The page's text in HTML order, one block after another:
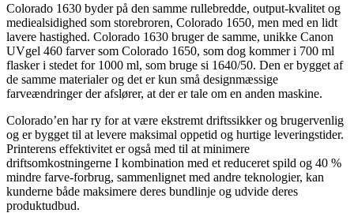
Colorado 1630 byder på den samme rullebredde, output-kvalitet og
mediealsidighed som storebroren, Colorado 1650, men med en lidt
lavere hastighed. Colorado 1630 bruger de samme, unikke Canon
UVgel 460 farver som Colorado 1650, som dog kommer i 700 ml
flasker i stedet for 1000 ml, som bruge si 1640/50. Den er bygget af
de samme materialer og det er kun små designmæssige
farveændringer der afslører, at der er tale om en anden maskine.
Colorado’en har ry for at være ekstremt driftssikker og brugervenlig
og er bygget til at levere maksimal oppetid og hurtige leveringstider.
Printerens effektivitet er også med til at minimere
driftsomkostningerne I kombination med et reduceret spild og 40 %
mindre farve-forbrug, sammenlignet med andre teknologier, kan
kunderne både maksimere deres bundlinje og udvide deres
produktudbud.